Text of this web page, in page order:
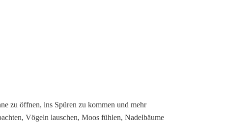
zu öffnen, ins Spüren zu kommen und mehr
Vögeln lauschen, Moos fühlen, Nadelbäume